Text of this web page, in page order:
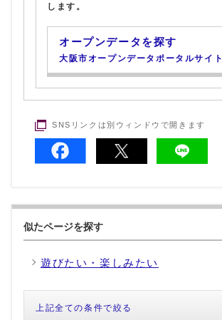
します。
オープンデータを探す
大阪市オープンデータポータルサイト
SNSリンクは別ウィンドウで開きます
似たページを探す
遊びたい・楽しみたい
上記全ての条件で絞る